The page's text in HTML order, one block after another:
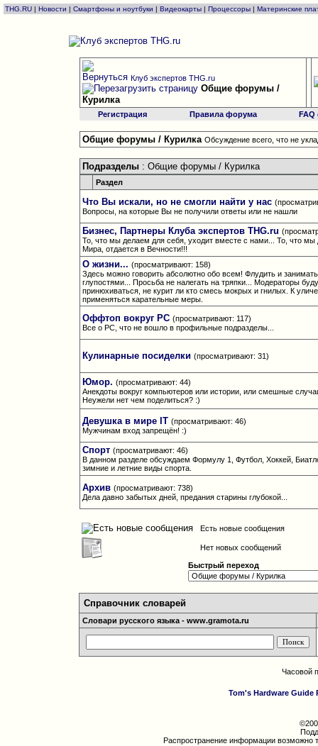
THG.RU | Новости | Смартфоны и ноутбуки | Видеокарты | Процессоры | Материнские
Клуб экспертов THG.ru
Общие форумы /
Курилка
Регистрация Правила форума
Общие форумы / Курилка Обсуждение всего, что не
Подразделы: Общие форумы / Курилка
Раздел
Что Вы искали, но не смогли найти у нас
Вопросы, на которые Вы не получили ответы или не нашли
Бизнес, Партнеры Клуба экспертов THG.ru
То, что мы делаем для себя, уходит вместе с нами... То, что мы
Мира, отдается в Вечности!!!
О жизни... (просматривают: 158)
Здесь можно говорить абсолютно обо всем! Флудить и
глупостями... Просьба не налегать на тряпки... Модераторы
принюхиваться, не курит ли кто смесь мокрых и гнилых. К
применяться карательные меры.
Оффтоп вокруг РС (просматривают: 117)
Все о РС, что не вошло в профильные подразделы...
Кулинарные посиделки (просматривают: 31)
Юмор. (просматривают: 44)
Анекдоты вокруг компьютеров или истории, или смешные
Неужели нет чем поделиться? :)
Девушка в мире IT (просматривают: 46)
Мужчинам вход запрещён! :)
Спорт (просматривают: 46)
В данном разделе обсуждаем Формулу 1, Футбол, Хоккей,
зимние и летние виды спорта.
Архив (просматривают: 738)
Дела давно забытых дней, предания старины глубокой...
Есть новые сообщения
Нет новых сообщений
Быстрый переход
Справочник словарей
Словари русского языка - www.gramota.ru
Часовой
Tom's Hardware Guide
Распространение информации возможно